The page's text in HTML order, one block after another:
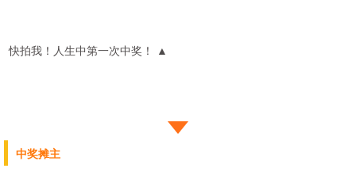
快拍我！人生中第一次中奖！ ▲
中奖摊主